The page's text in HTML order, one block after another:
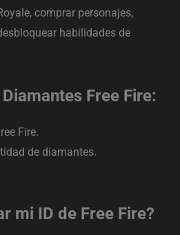
comprar personajes,
habilidades de
Free Fire:
Fire.
de diamantes.
mi ID de Free Fire?